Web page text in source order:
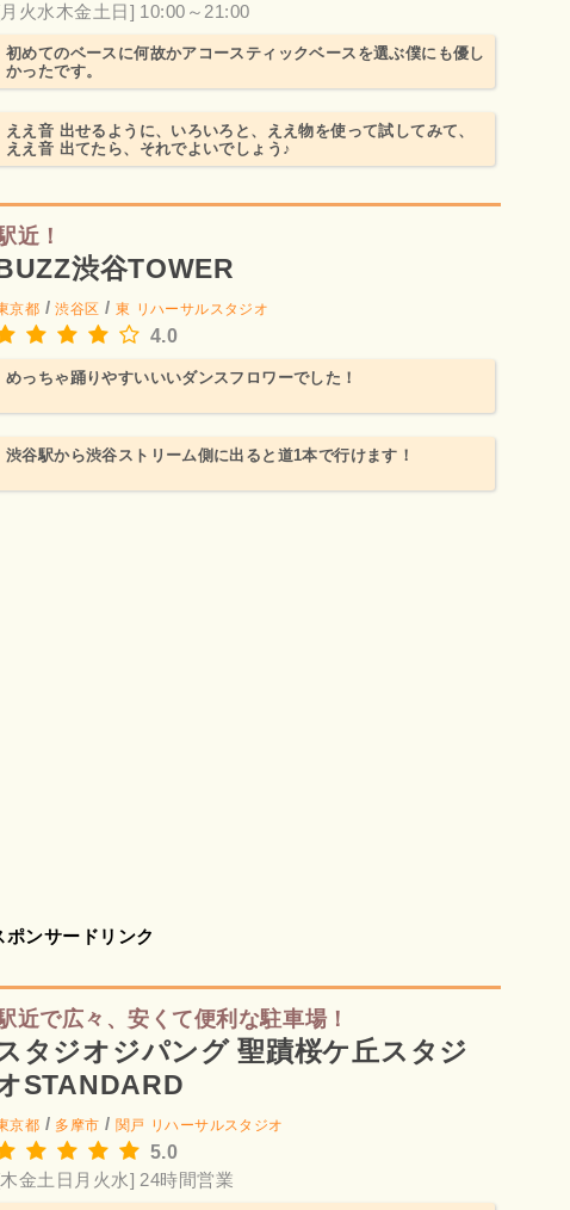
火水木金土日] 10:00～21:00
初めてのベースに何故かアコースティックベースを選ぶ僕にも優し
かったです。
ええ音 出せるように、いろいろと、ええ物を使って試してみて、
ええ音 出てたら、それでよいでしょう♪
近！
渋谷TOWER
京都 /渋谷区 / 東 リハーサルスタジオ
4.0
めっちゃ踊りやすいいいダンスフロワーでした！
渋谷駅から渋谷ストリーム側に出ると道1本で行けます！
ポンサードリンク
近で広々、安くて便利な駐車場！
タジオジパング 聖蹟桜ケ丘スタジ
STANDARD
京都 / 多摩市 / 関戸 リハーサルスタジオ
5.0
金土日月火水] 24時間営業